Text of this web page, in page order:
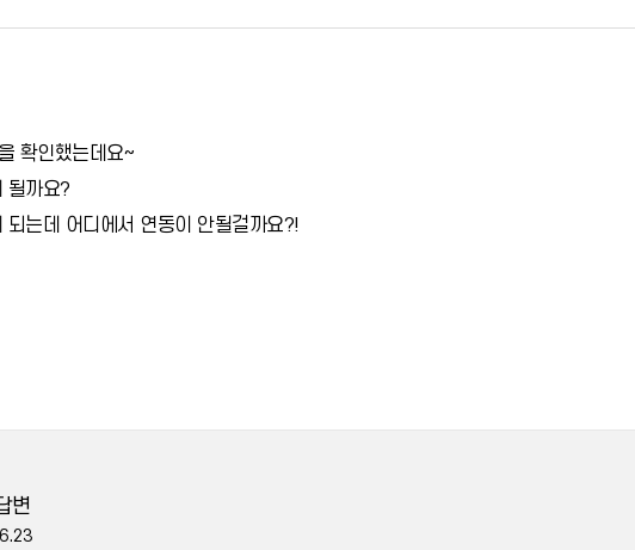
확인했는데요~
될까요?
변